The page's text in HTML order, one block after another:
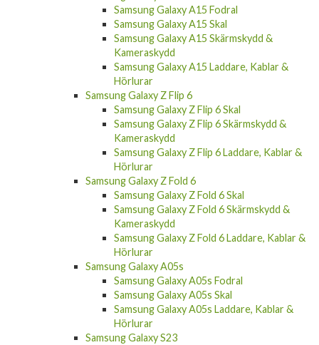
Samsung Galaxy A15 Fodral
Samsung Galaxy A15 Skal
Samsung Galaxy A15 Skärmskydd &
Kameraskydd
Samsung Galaxy A15 Laddare, Kablar &
Hörlurar
Samsung Galaxy Z Flip 6
Samsung Galaxy Z Flip 6 Skal
Samsung Galaxy Z Flip 6 Skärmskydd &
Kameraskydd
Samsung Galaxy Z Flip 6 Laddare, Kablar &
Hörlurar
Samsung Galaxy Z Fold 6
Samsung Galaxy Z Fold 6 Skal
Samsung Galaxy Z Fold 6 Skärmskydd &
Kameraskydd
Samsung Galaxy Z Fold 6 Laddare, Kablar &
Hörlurar
Samsung Galaxy A05s
Samsung Galaxy A05s Fodral
Samsung Galaxy A05s Skal
Samsung Galaxy A05s Laddare, Kablar &
Hörlurar
Samsung Galaxy S23